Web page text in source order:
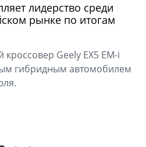
лидерство среди
рынке по итогам
Geely EX5 EM-i
гибридным автомобилем